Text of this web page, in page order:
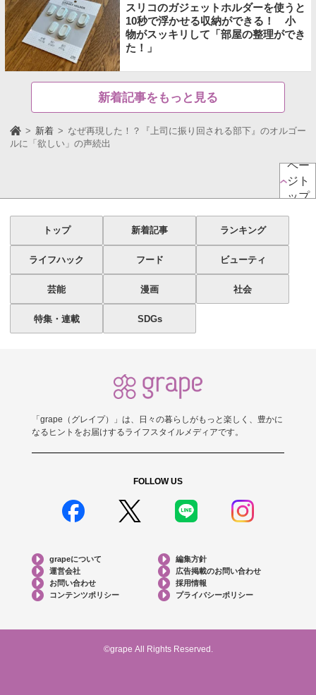
スリコのガジェットホルダーを使うと
10秒で浮かせる収納ができる！ 小
物がスッキリして「部屋の整理ができ
た！」
新着記事をもっと見る
新着
なぜ再現した！？『上司に振り回される部下』のオルゴー
ルに「欲しい」の声続出
ペー
ジト
ップ
トップ 新着記事 ランキング
ライフハック フード ビューティ
芸能 漫画 社会
特集・連載 SDGs
「grape（グレイプ）」は、日々の暮らしがもっと楽しく、豊かに
なるヒントをお届けするライフスタイルメディアです。
FOLLOW US
grapeについて
編集方針
運営会社
広告掲載のお問い合わせ
お問い合わせ
採用情報
コンテンツポリシー
プライバシーポリシー
©grape All Rights Reserved.